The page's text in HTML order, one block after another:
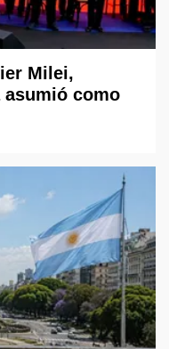
Milei,
asumió como